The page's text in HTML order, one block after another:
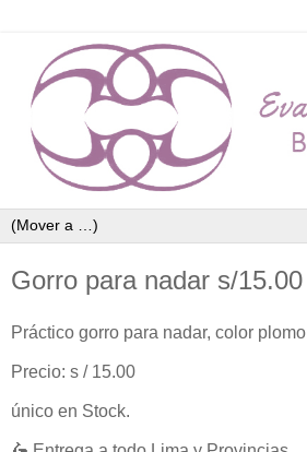
Gorro para nadar s/15.00
Práctico gorro para nadar, color plomo
Precio: s / 15.00
único en Stock.